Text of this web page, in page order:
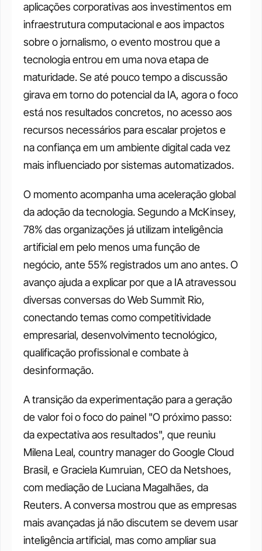
aplicações corporativas aos investimentos em
infraestrutura computacional e aos impactos
sobre o jornalismo, o evento mostrou que a
tecnologia entrou em uma nova etapa de
maturidade. Se até pouco tempo a discussão
girava em torno do potencial da IA, agora o foco
está nos resultados concretos, no acesso aos
recursos necessários para escalar projetos e
na confiança em um ambiente digital cada vez
mais influenciado por sistemas automatizados.
O momento acompanha uma aceleração global
da adoção da tecnologia. Segundo a McKinsey,
78% das organizações já utilizam inteligência
artificial em pelo menos uma função de
negócio, ante 55% registrados um ano antes. O
avanço ajuda a explicar por que a IA atravessou
diversas conversas do Web Summit Rio,
conectando temas como competitividade
empresarial, desenvolvimento tecnológico,
qualificação profissional e combate à
desinformação.
A transição da experimentação para a geração
de valor foi o foco do painel "O próximo passo:
da expectativa aos resultados", que reuniu
Milena Leal, country manager do Google Cloud
Brasil, e Graciela Kumruian, CEO da Netshoes,
com mediação de Luciana Magalhāes, da
Reuters. A conversa mostrou que as empresas
mais avançadas já não discutem se devem usar
inteligência artificial, mas como ampliar sua